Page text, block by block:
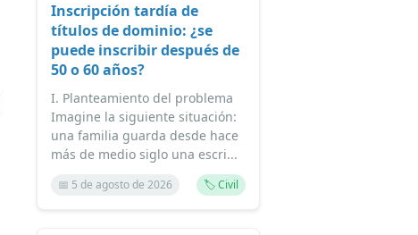
Inscripción tardía de
títulos de dominio: ¿se
puede inscribir después de
50 o 60 años?
I. Planteamiento del problema
Imagine la siguiente situación:
una familia guarda desde hace
más de medio siglo una escri...
📅 5 de agosto de 2026 🏷️ Civil